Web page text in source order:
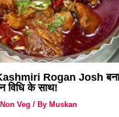
Rogan Josh
विधि के साथ!
Non Veg / By Muskan